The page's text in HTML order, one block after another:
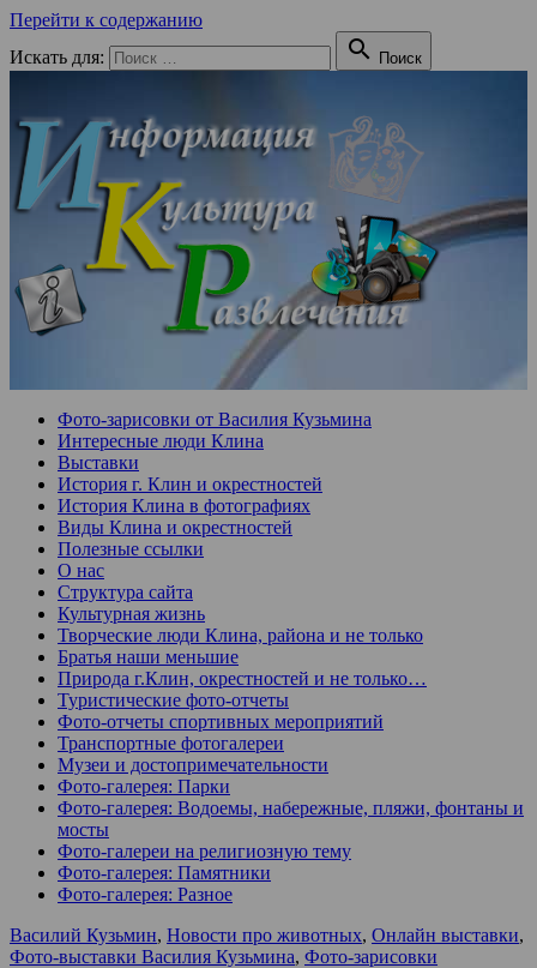
Перейти к содержанию
Искать для:
 Поиск
Фото-зарисовки от Василия Кузьмина
Интересные люди Клина
Выставки
История г. Клин и окрестностей
История Клина в фотографиях
Виды Клина и окрестностей
Полезные ссылки
О нас
Структура сайта
Культурная жизнь
Творческие люди Клина, района и не только
Братья наши меньшие
Природа г.Клин, окрестностей и не только…
Туристические фото-отчеты
Фото-отчеты спортивных мероприятий
Транспортные фотогалереи
Музеи и достопримечательности
Фото-галерея: Парки
Фото-галерея: Водоемы, набережные, пляжи, фонтаны и
мосты
Фото-галереи на религиозную тему
Фото-галерея: Памятники
Фото-галерея: Разное
Василий Кузьмин, Новости про животных, Онлайн выставки,
Фото-выставки Василия Кузьмина, Фото-зарисовки